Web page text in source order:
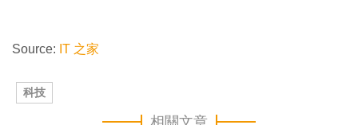
Source: IT 之家
科技
相關文章